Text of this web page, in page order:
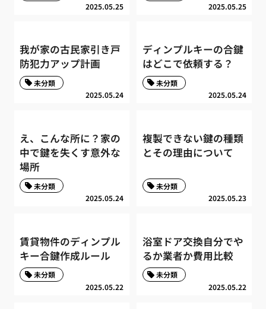
2025.05.25 2025.05.25
我が家の古民家引き戸
防犯力アップ計画
2025.05.24
未分類
ディンプルキーの合鍵
はどこで依頼する？
2025.05.24
未分類
え、こんな所に？家の
中で鍵を失くす意外な
場所
2025.05.24
未分類
複製できない鍵の種類
とその理由について
2025.05.23
未分類
賃貸物件のディンプル
キー合鍵作成ルール
2025.05.22
未分類
浴室ドア交換自分でや
るか業者か費用比較
2025.05.22
未分類